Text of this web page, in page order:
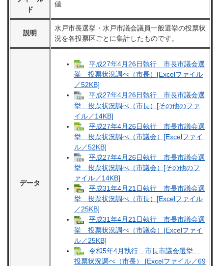
ド
値
説明
水戸市長選挙・水戸市議会議員一般選挙の投票状
況を各投票区ごとに集計したものです。
データ
平成27年4月26日執行 市長市議会選
挙 投票状況調べ（市長）[Excelファイル
／52KB]
平成27年4月26日執行 市長市議会選
挙 投票状況調べ（市長）[その他のファ
イル／14KB]
平成27年4月26日執行 市長市議会選
挙 投票状況調べ（市議会）[Excelファイ
ル／52KB]
平成27年4月26日執行 市長市議会選
挙 投票状況調べ（市議会）[その他のフ
ァイル／14KB]
平成31年4月21日執行 市長市議会選
挙 投票状況調べ（市長）[Excelファイル
／25KB]
平成31年4月21日執行 市長市議会選
挙 投票状況調べ（市議会）[Excelファイ
ル／25KB]
令和5年4月執行 市長市議会選挙
投票状況調べ（市長） [Excelファイル／69